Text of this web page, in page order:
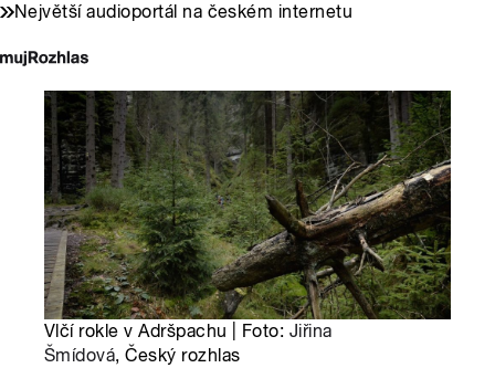
Největší audioportál na českém internetu
Vlčí rokle v Adršpachu | Foto: Jiřina
Šmídová, Český rozhlas